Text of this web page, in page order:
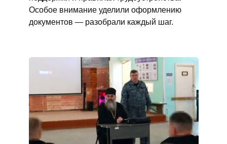
Особое внимание уделили оформлению
документов — разобрали каждый шаг.